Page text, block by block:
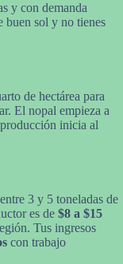
y con demanda
buen sol y no tienes
de hectárea para
El nopal empieza a
inicia al
3 y 5 toneladas de
es de $8 a $15
Tus ingresos
con trabajo